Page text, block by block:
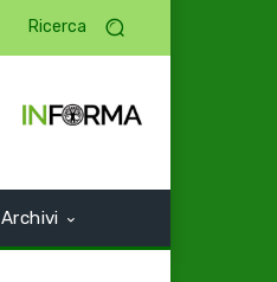
Ricerca
Archivi